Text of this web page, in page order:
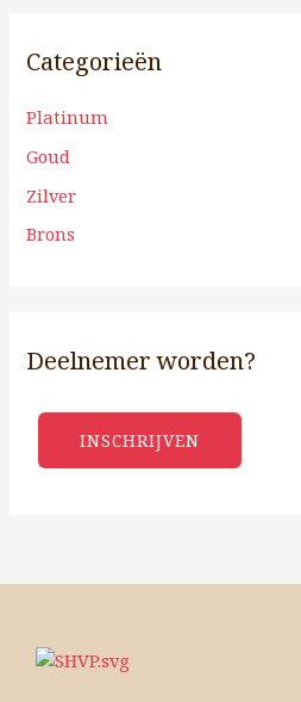
Categorieën
Platinum
Goud
Zilver
Brons
Deelnemer worden?
INSCHRIJVEN